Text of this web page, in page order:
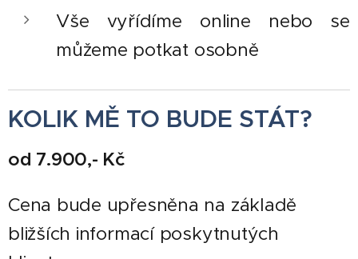
Vše vyřídíme online nebo se
můžeme potkat osobně
KOLIK MĚ TO BUDE STÁT?
od 7.900,- Kč
Cena bude upřesněna na základě
bližších informací poskytnutých